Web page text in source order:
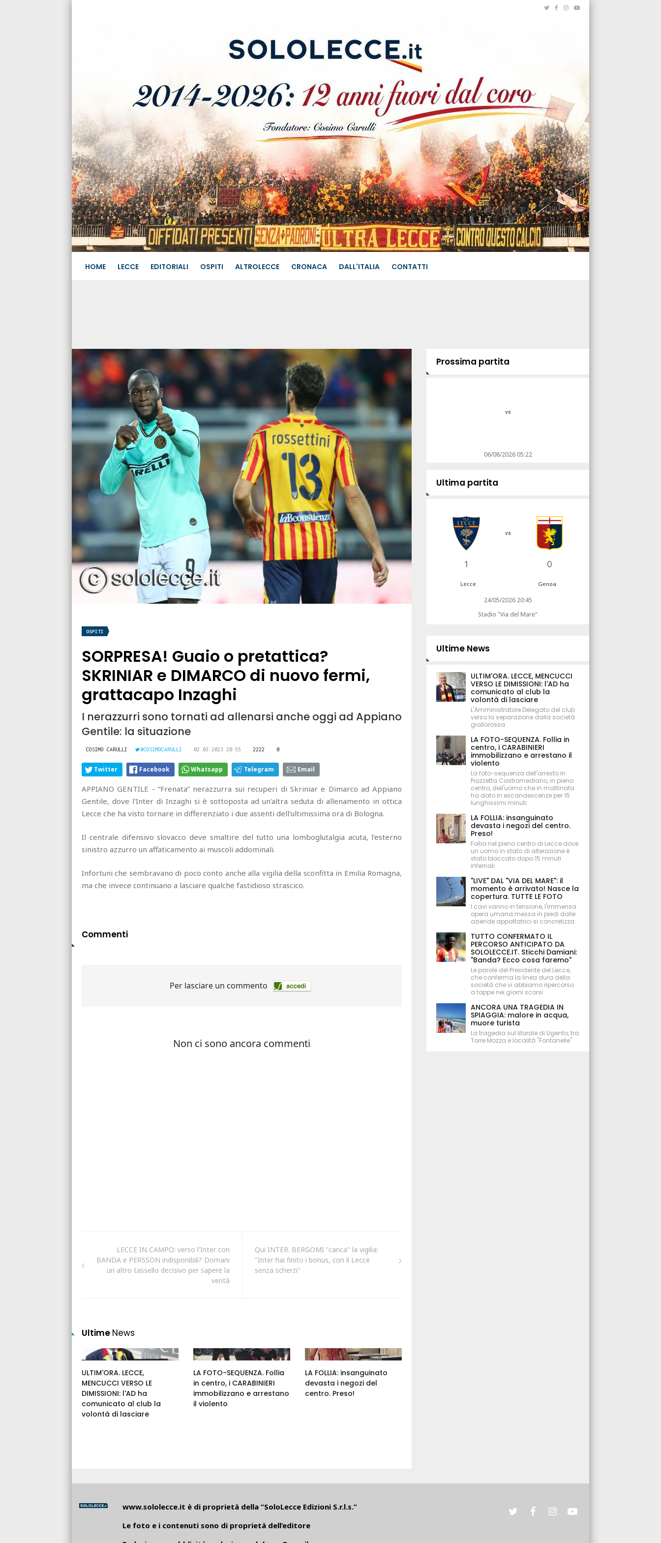
HOME LECCE EDITORIALI OSPITI ALTROLECCE CRONACA DALL'ITALIA CONTATTI
OSPITI
SORPRESA! Guaio o pretattica?
SKRINIAR e DIMARCO di nuovo fermi,
grattacapo Inzaghi
I nerazzurri sono tornati ad allenarsi anche oggi ad Appiano
Gentile: la situazione
COSIMO CARULLI @COSIMOCARULLI 02.03.2023 20:55 2222 0
Twitter Facebook Whatsapp Telegram Email
APPIANO GENTILE - “Frenata” nerazzurra sui recuperi di Skriniar e Dimarco ad Appiano
Gentile, dove l'Inter di Inzaghi si è sottoposta ad un'altra seduta di allenamento in ottica
Lecce che ha visto tornare in differenziato i due assenti dell'ultimissima ora di Bologna.
Il centrale difensivo slovacco deve smaltire del tutto una lomboglutalgia acuta, l'esterno
sinistro azzurro un affaticamento ai muscoli addominali.
Infortuni che sembravano di poco conto anche alla vigilia della sconfitta in Emilia Romagna,
ma che invece continuano a lasciare qualche fastidioso strascico.
Commenti
LECCE IN CAMPO: verso l'Inter con
BANDA e PERSSON indisponibili? Domani
un altro tassello decisivo per sapere la
verità
Qui INTER. BERGOMI "carica" la vigilia:
"Inter hai finito i bonus, con il Lecce
senza scherzi"
Ultime News
ULTIM'ORA. LECCE,
MENCUCCI VERSO LE
DIMISSIONI: l'AD ha
comunicato al club la
volontà di lasciare
LA FOTO-SEQUENZA. Follia
in centro, i CARABINIERI
immobilizzano e arrestano
il violento
LA FOLLIA: insanguinato
devasta i negozi del
centro. Preso!
Prossima partita
vs
06/08/2026 05:22
Ultima partita
1
vs
0
Lecce Genoa
24/05/2026 20:45
Stadio "Via del Mare"
Ultime News
ULTIM'ORA. LECCE, MENCUCCI
VERSO LE DIMISSIONI: l'AD ha
comunicato al club la
volontà di lasciare
L'Amministratore Delegato del club
verso la separazione dalla società
giallorossa
LA FOTO-SEQUENZA. Follia in
centro, i CARABINIERI
immobilizzano e arrestano il
violento
La foto-sequenza dell'arresto in
Piazzetta Castromediano, in pieno
centro, dell'uomo che in mattinata
ha dato in escandescenze per 15
lunghissimi minuti
LA FOLLIA: insanguinato
devasta i negozi del centro.
Preso!
Follia nel pieno centro di Lecce dove
un uomo in stato di alterazione è
stato bloccato dopo 15 minuti
infernali
"LIVE" DAL "VIA DEL MARE": il
momento è arrivato! Nasce la
copertura. TUTTE LE FOTO
I cavi vanno in tensione, l'immensa
opera umana messa in piedi dalle
aziende appaltatrici si concretizza
TUTTO CONFERMATO IL
PERCORSO ANTICIPATO DA
SOLOLECCE.IT. Sticchi Damiani:
"Banda? Ecco cosa faremo"
Le parole del Presidente del Lecce,
che conferma la linea dura della
società che vi abbiamo ripercorso
a tappe nei giorni scorsi
ANCORA UNA TRAGEDIA IN
SPIAGGIA: malore in acqua,
muore turista
La tragedia sul litorale di Ugento, tra
Torre Mozza e località "Fontanelle"
www.sololecce.it è di proprietà della “SoloLecce Edizioni S.r.l.s.”
Le foto e i contenuti sono di proprietà dell’editore